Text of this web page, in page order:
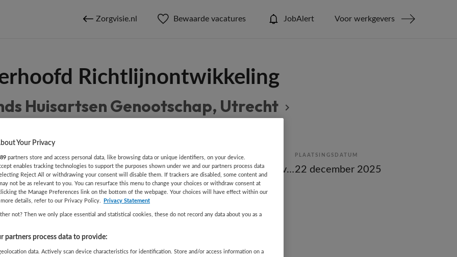
Zorgvisie.nl Bewaarde vacatures JobAlert Voor werkgevers
Richtlijnontwikkeling
Huisartsen Genootschap, Utrecht
Overige
AANSTELLING
Tijdelijk met uitzicht op vast
PLAATSINGSDATUM
22 december 2025
DIENSTVERBAND
Niet nader bepaald
Your Privacy
partners store and access personal data, like browsing data or unique identifiers, on your device.
enables tracking technologies to support the purposes shown under we and our partners process data
Reject All or withdrawing your consent will disable them. If trackers are disabled, some content and
not be as relevant to you. You can resurface this menu to change your choices or withdraw consent at
the Manage Preferences link on the bottom of the webpage. Your choices will have effect within our
details, refer to our Privacy Policy.
Privacy Statement
not? Then we only place essential and statistical cookies, these do not record any data about you as a
partners process data to provide:
data. Actively scan device characteristics for identification. Store and/or access information on a